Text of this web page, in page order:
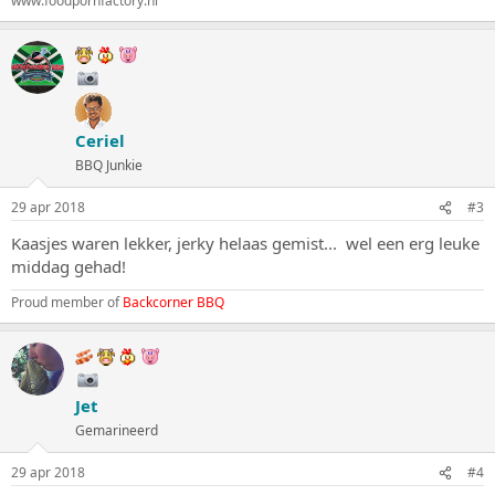
Ceriel
BBQ Junkie
29 apr 2018 #3
Kaasjes waren lekker, jerky helaas gemist... wel een erg leuke
middag gehad!
Proud member ofBackcorner BBQ
Jet
Gemarineerd
29 apr 2018 #4